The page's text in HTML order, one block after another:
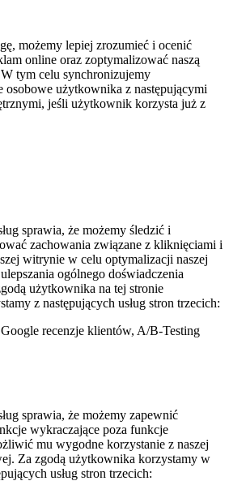
możemy lepiej zrozumieć i ocenić
online oraz zoptymalizować naszą
tym celu synchronizujemy
osobowe użytkownika z następującymi
jeśli użytkownik korzysta już z
sprawia, że możemy śledzić i
zachowania związane z kliknięciami i
witrynie w celu optymalizacji naszej
ogólnego doświadczenia
użytkownika na tej stronie
z następujących usług stron trzecich:
recenzje klientów, A/B-Testing
sprawia, że możemy zapewnić
wykraczające poza funkcje
mu wygodne korzystanie z naszej
Za zgodą użytkownika korzystamy w
usług stron trzecich: